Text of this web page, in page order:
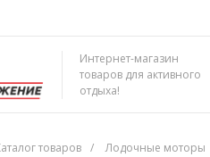
Интернет-магазин
товаров для активного
отдыха!
товаров / Лодочные моторы